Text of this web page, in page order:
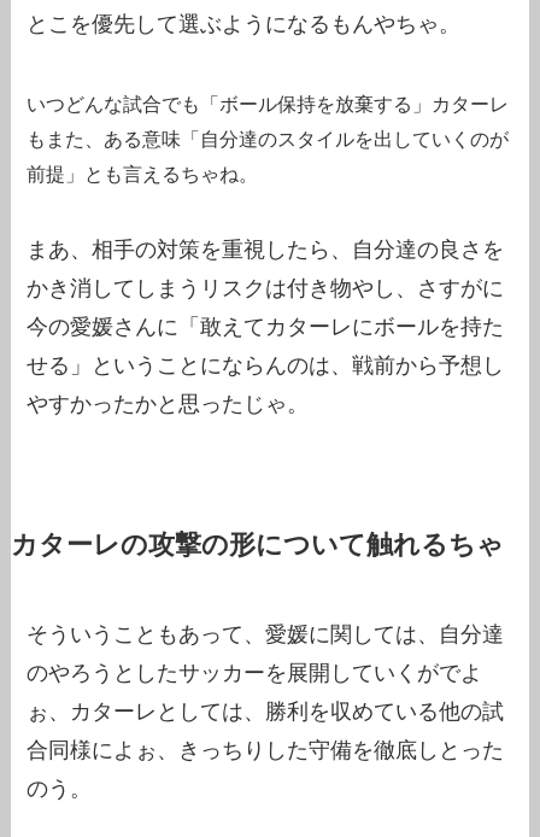
とこを優先して選ぶようになるもんやちゃ。
いつどんな試合でも「ボール保持を放棄する」カターレ
もまた、ある意味「自分達のスタイルを出していくのが
前提」とも言えるちゃね。
まあ、相手の対策を重視したら、自分達の良さを
かき消してしまうリスクは付き物やし、さすがに
今の愛媛さんに「敢えてカターレにボールを持た
せる」ということにならんのは、戦前から予想し
やすかったかと思ったじゃ。
カターレの攻撃の形について触れるちゃ
そういうこともあって、愛媛に関しては、自分達
のやろうとしたサッカーを展開していくがでよ
ぉ、カターレとしては、勝利を収めている他の試
合同様によぉ、きっちりした守備を徹底しとった
のう。